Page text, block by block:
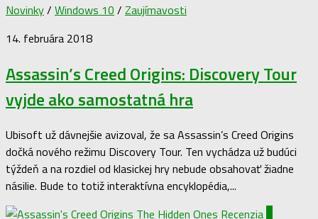
Novinky/ Windows 10 / Zaujímavosti
14. februára 2018
Assassin’s Creed Origins: Discovery Tour
vyjde ako samostatná hra
Ubisoft už dávnejšie avizoval, že sa Assassin’s Creed Origins
dočká nového režimu Discovery Tour. Ten vychádza už budúci
týždeň a na rozdiel od klasickej hry nebude obsahovať žiadne
násilie. Bude to totiž interaktívna encyklopédia,...